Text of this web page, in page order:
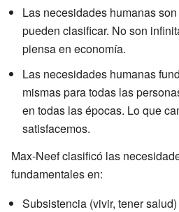
Las necesidades humanas
pueden clasificar. No son
piensa en economía.
Las necesidades humanas
mismas para todas las
en todas las épocas. Lo que
satisfacemos.
Max-Neef clasificó las
fundamentales en:
Subsistencia (vivir, tener salud)